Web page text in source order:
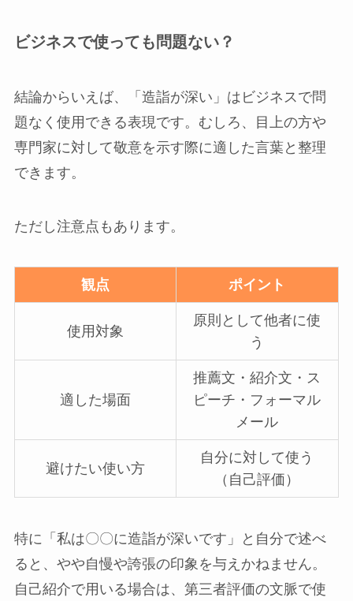
ビジネスで使っても問題ない？
結論からいえば、「造詣が深い」はビジネスで問
題なく使用できる表現です。むしろ、目上の方や
専門家に対して敬意を示す際に適した言葉と整理
できます。
ただし注意点もあります。
観点 ポイント
使用対象
原則として他者に使
う
適した場面
推薦文・紹介文・ス
ピーチ・フォーマル
メール
避けたい使い方
自分に対して使う
（自己評価）
特に「私は〇〇に造詣が深いです」と自分で述べ
ると、やや自慢や誇張の印象を与えかねません。
自己紹介で用いる場合は、第三者評価の文脈で使